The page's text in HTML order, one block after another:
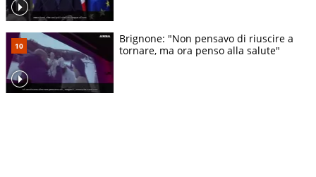
Brignone: "Non pensavo di riuscire a
tornare, ma ora penso alla salute"